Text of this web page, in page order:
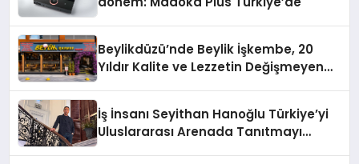
Beylikdüzü’nde Beylik İşkembe, 20
Yıldır Kalite ve Lezzetin Değişmeyen
İş İnsanı Seyithan Hanoğlu Türkiye’yi
Uluslararası Arenada Tanıtmayı